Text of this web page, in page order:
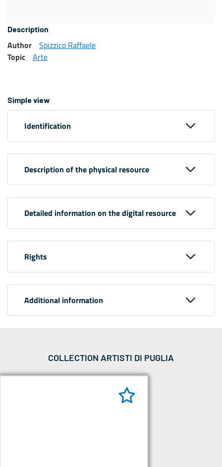
Description
Author
Spizzico Raffaele
Topic
Arte
Simple view
Identification
Description of the physical resource
Detailed information on the digital resource
Rights
Additional information
COLLECTION ARTISTI DI PUGLIA